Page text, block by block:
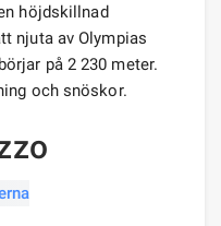
höjdskillnad
njuta av Olympias
på 2 230 meter.
och snöskor.